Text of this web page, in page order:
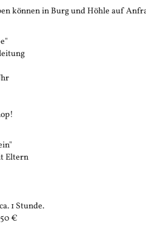
können in Burg und Höhle auf
Eltern
1 Stunde.
€